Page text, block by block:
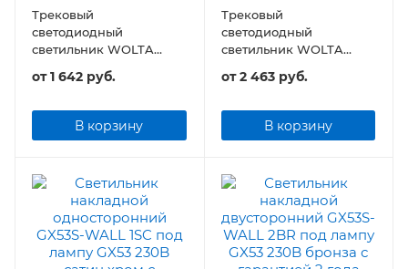
Трековый
светодиодный
светильник WOLTA
48В IP40 Магнитный
от1 642 руб.
В корзину
Трековый
светодиодный
светильник WOLTA
48В IP40 Магнитный
от2 463 руб.
В корзину